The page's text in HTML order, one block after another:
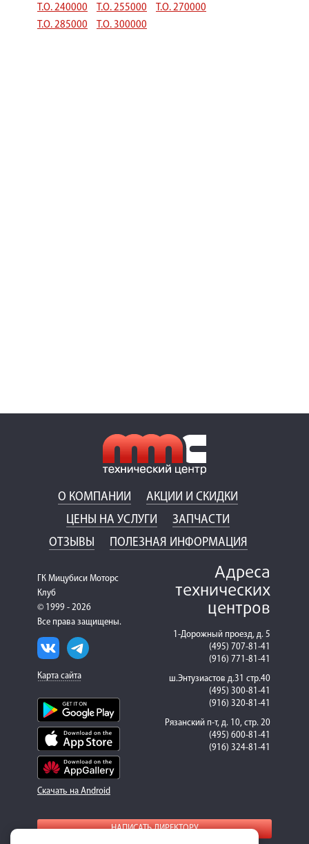
Т.О. 240000
Т.О. 255000
Т.О. 270000
Т.О. 285000
Т.О. 300000
О КОМПАНИИ
АКЦИИ И СКИДКИ
ЦЕНЫ НА УСЛУГИ
ЗАПЧАСТИ
ОТЗЫВЫ
ПОЛЕЗНАЯ ИНФОРМАЦИЯ
ГК Мицубиси Моторс
Клуб
© 1999 - 2026
Все права защищены.
Карта сайта
Скачать на Android
Адреса
технических
центров
1-Дорожный проезд, д. 5
(495) 707-81-41
(916) 771-81-41
ш.Энтузиастов д.31 стр.40
(495) 300-81-41
(916) 320-81-41
Рязанский п-т, д. 10, стр. 20
(495) 600-81-41
(916) 324-81-41
НАПИСАТЬ ДИРЕКТОРУ